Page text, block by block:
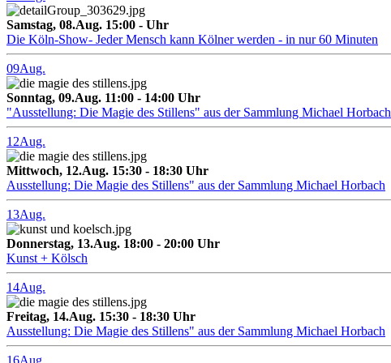
Samstag, 08.Aug. 15:00 - Uhr
Die Köln-Show- Jeder Mensch kann Kölner werden - in nur 60 Minuten
09Aug.
Sonntag, 09.Aug. 11:00 - 14:00 Uhr
"Ausstellung: Die Magie des Stillens" aus der Sammlung Michael Horbach
12Aug.
Mittwoch, 12.Aug. 15:30 - 18:30 Uhr
Ausstellung: Die Magie des Stillens" aus der Sammlung Michael Horbach
13Aug.
Donnerstag, 13.Aug. 18:00 - 20:00 Uhr
Kunst + Kölsch
14Aug.
Freitag, 14.Aug. 15:30 - 18:30 Uhr
Ausstellung: Die Magie des Stillens" aus der Sammlung Michael Horbach